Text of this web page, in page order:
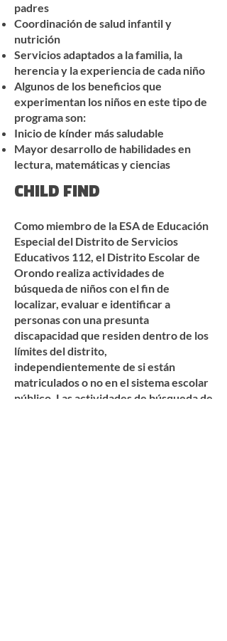
padres
Coordinación de salud infantil y
nutrición
Servicios adaptados a la familia, la
herencia y la experiencia de cada niño
Algunos de los beneficios que
experimentan los niños en este tipo de
programa son:
Inicio de kínder más saludable
Mayor desarrollo de habilidades en
lectura, matemáticas y ciencias
CHILD FIND​
Como miembro de la ESA de Educación
Especial del Distrito de Servicios
Educativos 112, el Distrito Escolar de
Orondo realiza actividades de
búsqueda de niños con el fin de
localizar, evaluar e identificar a
personas con una presunta
discapacidad que residen dentro de los
límites del distrito,
independientemente de si están
matriculados o no en el sistema escolar
público. Las actividades de búsqueda de